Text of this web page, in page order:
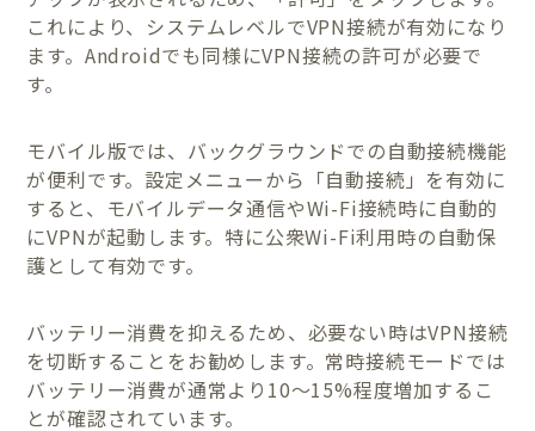
これにより、システムレベルでVPN接続が有効になり
ます。Androidでも同様にVPN接続の許可が必要で
す。
モバイル版では、バックグラウンドでの自動接続機能
が便利です。設定メニューから「自動接続」を有効に
すると、モバイルデータ通信やWi-Fi接続時に自動的
にVPNが起動します。特に公衆Wi-Fi利用時の自動保
護として有効です。
バッテリー消費を抑えるため、必要ない時はVPN接続
を切断することをお勧めします。常時接続モードでは
バッテリー消費が通常より10〜15%程度増加するこ
とが確認されています。